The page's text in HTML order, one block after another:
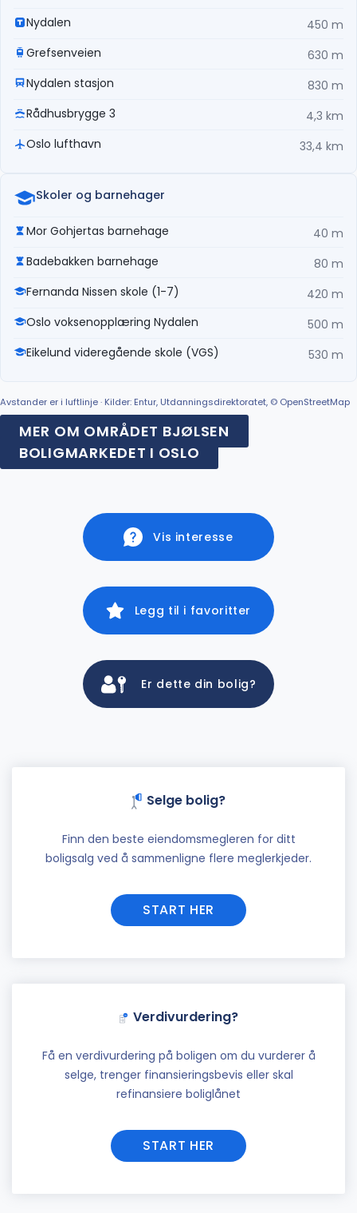
Nydalen
450 m
Grefsenveien
630 m
Nydalen stasjon
830 m
Rådhusbrygge 3
4,3 km
Oslo lufthavn
33,4 km
Skoler og barnehager
Mor Gohjertas barnehage
40 m
Badebakken barnehage
80 m
Fernanda Nissen skole (1-7)
420 m
Oslo voksenopplæring Nydalen
500 m
Eikelund videregående skole (VGS)
530 m
Avstander er i luftlinje · Kilder: Entur, Utdanningsdirektoratet, © OpenStreetMap
MER OM OMRÅDET BJØLSEN
BOLIGMARKEDET I OSLO
Vis interesse
Legg til i favoritter
Er dette din bolig?
Selge bolig?
Finn den beste eiendomsmegleren for ditt
boligsalg ved å sammenligne flere meglerkjeder.
START HER
Verdivurdering?
Få en verdivurdering på boligen om du vurderer å
selge, trenger finansieringsbevis eller skal
refinansiere boliglånet
START HER